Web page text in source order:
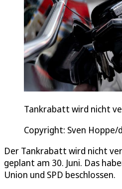
Tankrabatt wird nicht
Copyright: Sven Hoppe/
Der Tankrabatt wird nicht
geplant am 30. Juni. Das
Union und SPD beschlossen.